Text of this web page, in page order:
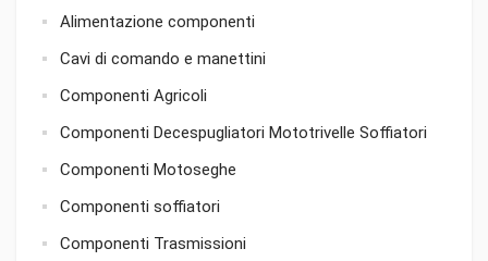
Alimentazione componenti
Cavi di comando e manettini
Componenti Agricoli
Componenti Decespugliatori Mototrivelle Soffiatori
Componenti Motoseghe
Componenti soffiatori
Componenti Trasmissioni